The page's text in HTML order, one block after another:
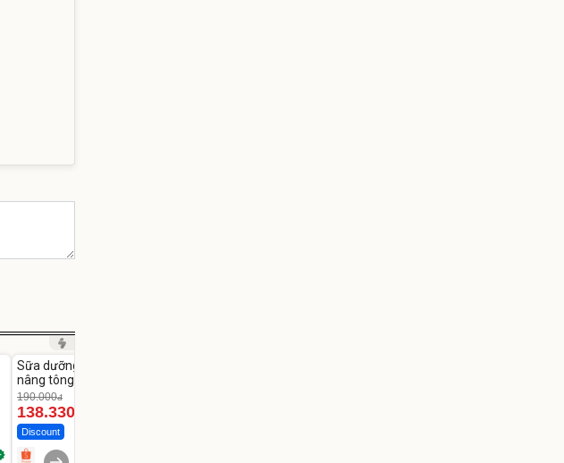
-27%
Unmute
Sữa dưỡng thể
nâng tông tức thì
Vaseline Body
190.000đ
138.330
Discount